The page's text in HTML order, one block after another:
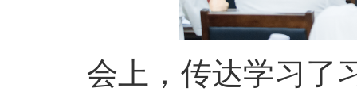
会上，传达学习了习